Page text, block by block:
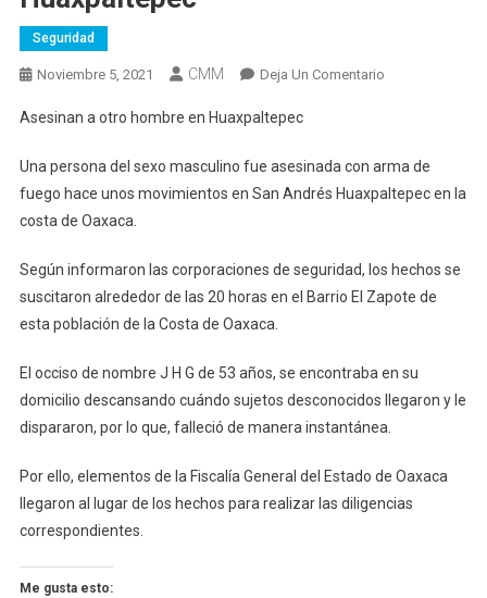
Seguridad
Noviembre 5, 2021 CMM Deja Un ComentarioEn
Hombre
En
Asesinan a otro hombre en Huaxpaltepec
Una persona del sexo masculino fue asesinada con arma de
fuego hace unos movimientos en San Andrés Huaxpaltepec en la
costa de Oaxaca.
Según informaron las corporaciones de seguridad, los hechos se
suscitaron alrededor de las 20 horas en el Barrio El Zapote de
esta población de la Costa de Oaxaca.
El occiso de nombre J H G de 53 años, se encontraba en su
domicilio descansando cuándo sujetos desconocidos llegaron y le
dispararon, por lo que, falleció de manera instantánea.
Por ello, elementos de la Fiscalía General del Estado de Oaxaca
llegaron al lugar de los hechos para realizar las diligencias
correspondientes.
Me gusta esto: